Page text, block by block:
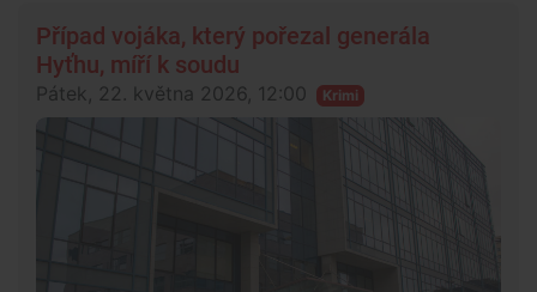
Případ vojáka, který pořezal generála
Hyťhu, míří k soudu
Pátek, 22. května 2026, 12:00 Krimi